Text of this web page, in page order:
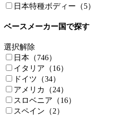
日本特種ボディー（5）
ベースメーカー国で探す
選択解除
日本（746）
イタリア（16）
ドイツ（34）
アメリカ（24）
スロベニア（16）
スペイン（2）